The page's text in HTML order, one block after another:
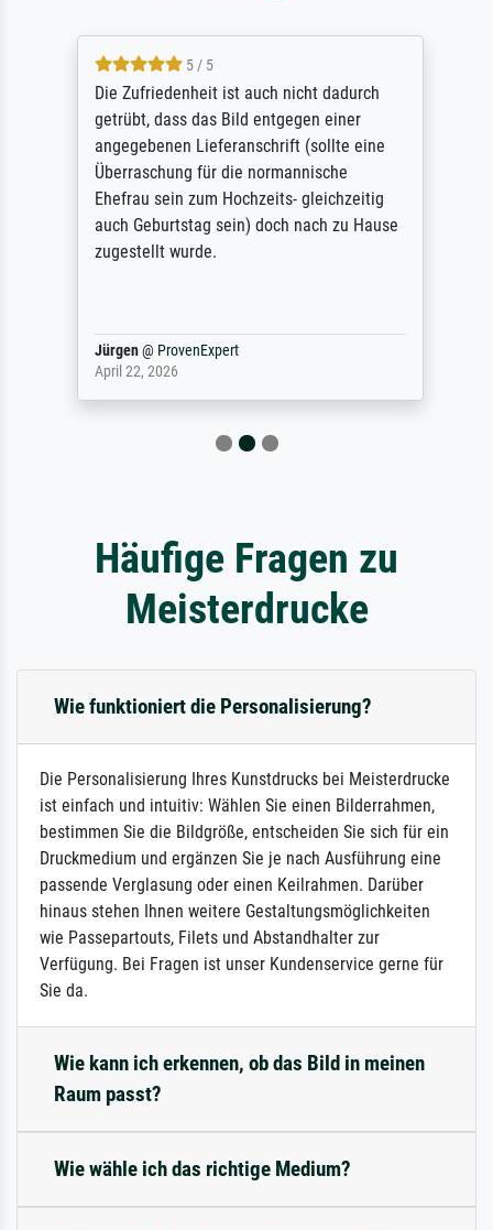
5 / 5
Die Zufriedenheit ist auch nicht dadurch
getrübt, dass das Bild entgegen einer
angegebenen Lieferanschrift (sollte eine
Überraschung für die normannische
Ehefrau sein zum Hochzeits- gleichzeitig
auch Geburtstag sein) doch nach zu Hause
zugestellt wurde.
Jürgen@ ProvenExpert
April 22, 2026
Häufige Fragen zu
Meisterdrucke
Wie funktioniert die Personalisierung?
Die Personalisierung Ihres Kunstdrucks bei Meisterdrucke
ist einfach und intuitiv: Wählen Sie einen Bilderrahmen,
bestimmen Sie die Bildgröße, entscheiden Sie sich für ein
Druckmedium und ergänzen Sie je nach Ausführung eine
passende Verglasung oder einen Keilrahmen. Darüber
hinaus stehen Ihnen weitere Gestaltungsmöglichkeiten
wie Passepartouts, Filets und Abstandhalter zur
Verfügung. Bei Fragen ist unser Kundenservice gerne für
Sie da.
Wie kann ich erkennen, ob das Bild in meinen
Raum passt?
Wie wähle ich das richtige Medium?